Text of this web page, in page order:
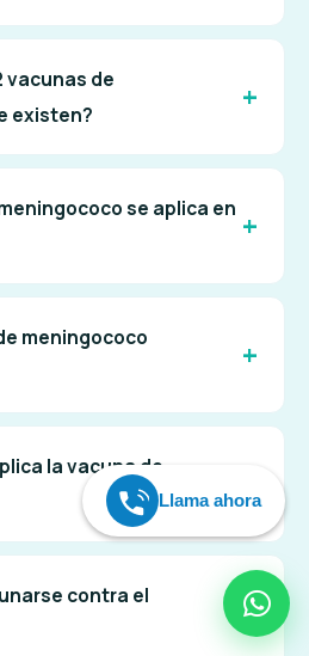
vacunas de
existen?
se aplica en
meningococo
la vacuna de
contra el
Llama ahora